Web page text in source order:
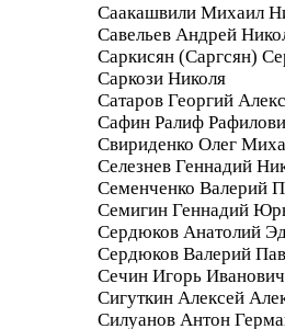
Саакашвили Михаил
Савельев Андрей
Саркисян (Саргсян)
Саркози Николя
Сатаров Георгий
Сафин Ралиф
Свириденко Олег
Селезнев Геннадий
Семенченко Валерий
Семигин Геннадий
Сердюков Анатолий
Сердюков Валерий
Сечин Игорь Иванович
Сигуткин Алексей
Силуанов Антон